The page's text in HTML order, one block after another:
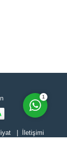
İletişimi
1